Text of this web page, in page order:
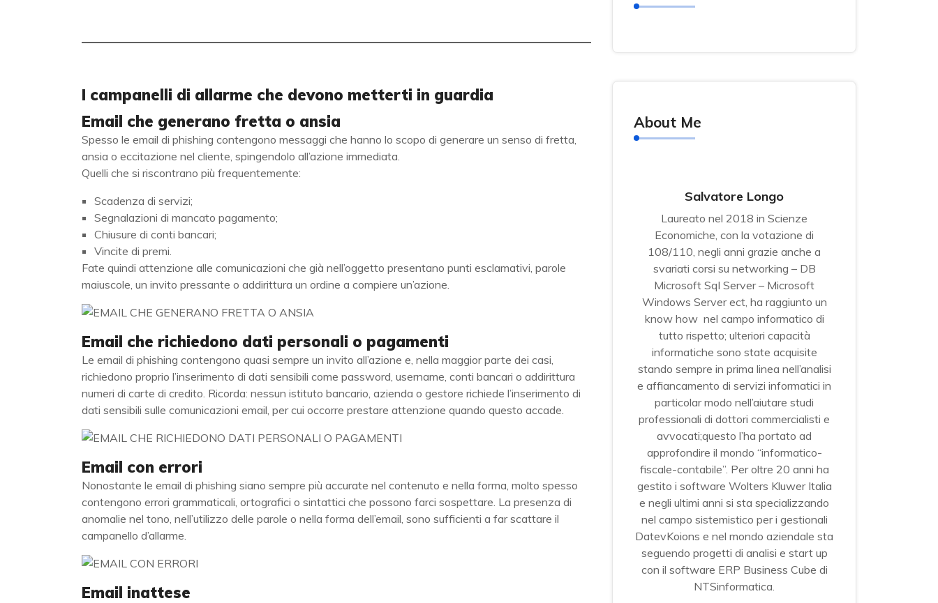
I campanelli di allarme che devono metterti in guardia
Email che generano fretta o ansia
Spesso le email di phishing contengono messaggi che hanno lo scopo di generare un senso di fretta,
ansia o eccitazione nel cliente, spingendolo all’azione immediata.
Quelli che si riscontrano più frequentemente:
Scadenza di servizi;
Segnalazioni di mancato pagamento;
Chiusure di conti bancari;
Vincite di premi.
Fate quindi attenzione alle comunicazioni che già nell’oggetto presentano punti esclamativi, parole
maiuscole, un invito pressante o addirittura un ordine a compiere un’azione.
Email che richiedono dati personali o pagamenti
Le email di phishing contengono quasi sempre un invito all’azione e, nella maggior parte dei casi,
richiedono proprio l’inserimento di dati sensibili come password, username, conti bancari o addirittura
numeri di carte di credito. Ricorda: nessun istituto bancario, azienda o gestore richiede l’inserimento di
dati sensibili sulle comunicazioni email, per cui occorre prestare attenzione quando questo accade.
Email con errori
Nonostante le email di phishing siano sempre più accurate nel contenuto e nella forma, molto spesso
contengono errori grammaticali, ortografici o sintattici che possono farci sospettare. La presenza di
anomalie nel tono, nell’utilizzo delle parole o nella forma dell’email, sono sufficienti a far scattare il
campanello d’allarme.
Email inattese
About Me
Salvatore Longo
Laureato nel 2018 in Scienze
Economiche, con la votazione di
108/110, negli anni grazie anche a
svariati corsi su networking – DB
Microsoft Sql Server – Microsoft
Windows Server ect, ha raggiunto un
know how nel campo informatico di
tutto rispetto; ulteriori capacità
informatiche sono state acquisite
stando sempre in prima linea nell’analisi
e affiancamento di servizi informatici in
particolar modo nell’aiutare studi
professionali di dottori commercialisti e
avvocati;questo l’ha portato ad
approfondire il mondo “informatico-
fiscale-contabile”. Per oltre 20 anni ha
gestito i software Wolters Kluwer Italia
e negli ultimi anni si sta specializzando
nel campo sistemistico per i gestionali
DatevKoions e nel mondo aziendale sta
seguendo progetti di analisi e start up
con il software ERP Business Cube di
NTSinformatica.